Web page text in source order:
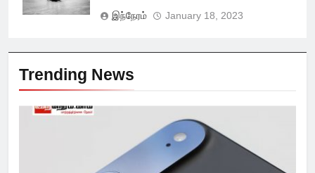
இந்நேரம் January 18, 2023
Trending News